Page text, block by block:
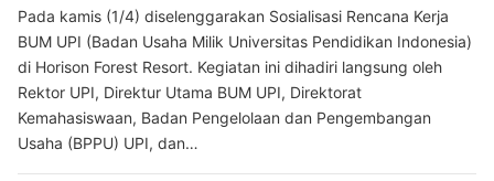
Pada kamis (1/4) diselenggarakan Sosialisasi Rencana Kerja
BUM UPI (Badan Usaha Milik Universitas Pendidikan Indonesia)
di Horison Forest Resort. Kegiatan ini dihadiri langsung oleh
Rektor UPI, Direktur Utama BUM UPI, Direktorat
Kemahasiswaan, Badan Pengelolaan dan Pengembangan
Usaha (BPPU) UPI, dan…